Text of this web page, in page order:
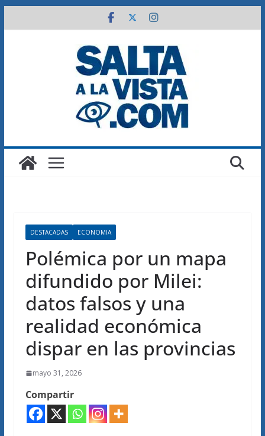
al
DESTACADAS ECONOMIA
Polémica por un mapa
difundido por Milei:
datos falsos y una
realidad económica
dispar en las provincias
mayo 31, 2026
Compartir